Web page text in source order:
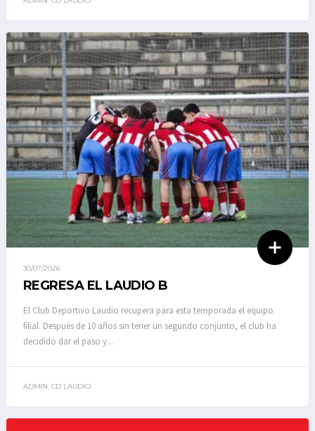
30/07/2026
REGRESA EL LAUDIO B
El Club Deportivo Laudio recupera para esta temporada el equipo
filial. Después de 10 años sin tener un segundo conjunto, el club ha
decidido dar el paso y...
ADMIN. CD LAUDIO